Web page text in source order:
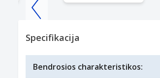
Item
Specifikacija
Bendrosios charakteristikos: